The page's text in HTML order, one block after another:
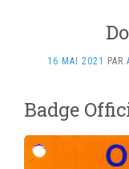
16 MAI 2021 PAR
Badge